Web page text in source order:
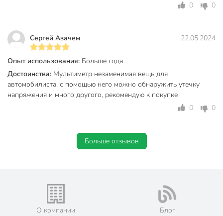
Габариты упаковки
0 0
Сергей Азачем 22.05.2024
Опыт использования: Больше года
Достоинства: Мультиметр незаменимая вещь для
автомобилиста, с помощью него можно обнаружить утечку
напряжения и много другого, рекомендую к покупке
0
0
Больше отзывов
О компании Блог